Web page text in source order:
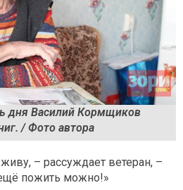
дня Василий Кормщиков
/ Фото автора
– рассуждает ветеран, –
пожить можно!»